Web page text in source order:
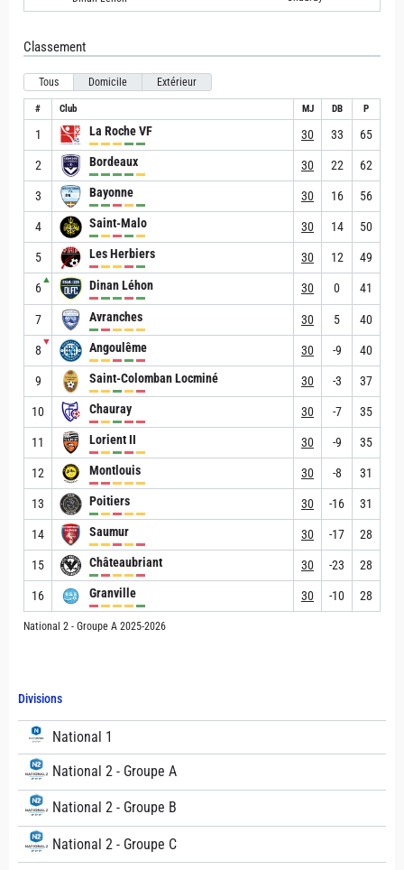
Divisions
National 1
National 2 - Groupe A
National 2 - Groupe B
National 2 - Groupe C
Classement
Tous Domicile Extérieur
# Club MJ DB P
1 La Roche VF 30 33 65
2 Bordeaux 30 22 62
3 Bayonne 30 16 56
4 Saint-Malo 30 14 50
5 Les Herbiers 30 12 49
6
▲ Dinan Léhon 30 0 41
7 Avranches 30 5 40
8
▼ Angoulême 30 -9 40
9 Saint-Colomban Locminé 30 -3 37
10 Chauray 30 -7 35
11 Lorient II 30 -9 35
12 Montlouis 30 -8 31
13 Poitiers 30 -16 31
14 Saumur 30 -17 28
15 Châteaubriant 30 -23 28
16 Granville 30 -10 28
National 2 - Groupe A 2025-2026